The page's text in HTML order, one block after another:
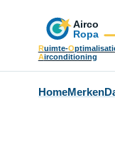
Ruimte-O
Airconditioning
HomeMerken